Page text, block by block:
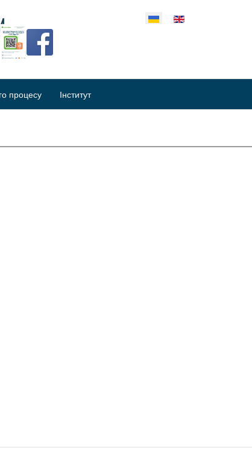
свою мову
процесу Інститут